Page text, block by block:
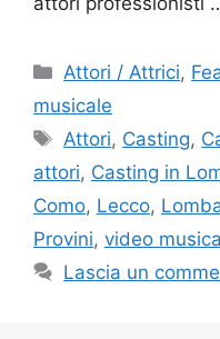
Categorie
Attori / Attrici,
musicale
Tag
Attori, Casting,
attori, Casting in
Como, Lecco,
Provini, video
Lascia un